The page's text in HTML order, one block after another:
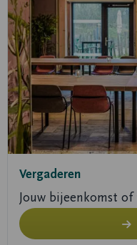
Vergaderen
Jouw bijeenkomst